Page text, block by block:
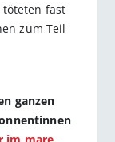
töteten fast
zum Teil
ganzen